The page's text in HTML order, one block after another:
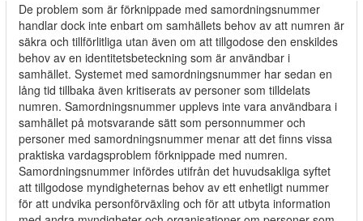
De problem som är förknippade med samordningsnummer
handlar dock inte enbart om samhällets behov av att numren är
säkra och tillförlitliga utan även om att tillgodose den enskildes
behov av en identitetsbeteckning som är användbar i
samhället. Systemet med samordningsnummer har sedan en
lång tid tillbaka även kritiserats av personer som tilldelats
numren. Samordningsnummer upplevs inte vara användbara i
samhället på motsvarande sätt som personnummer och
personer med samordningsnummer menar att det finns vissa
praktiska vardagsproblem förknippade med numren.
Samordningsnummer infördes utifrån det huvudsakliga syftet
att tillgodose myndigheternas behov av ett enhetligt nummer
för att undvika personförväxling och för att utbyta information